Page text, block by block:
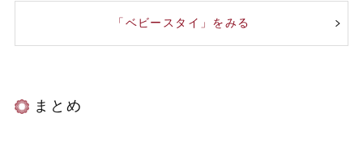
「ベビースタイ」をみる
まとめ